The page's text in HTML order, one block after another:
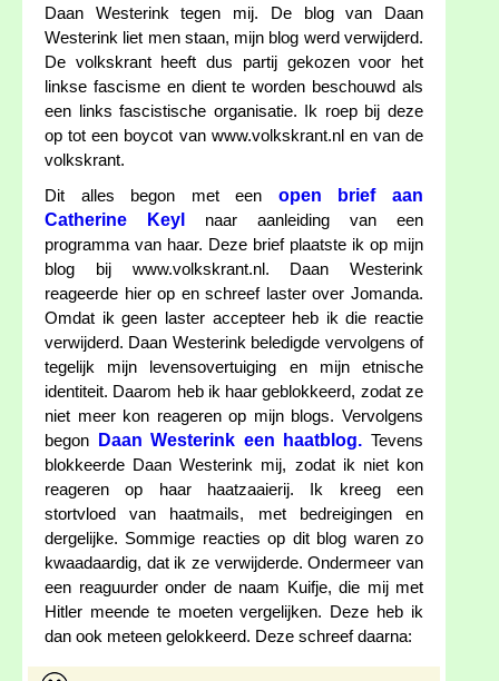
Daan Westerink tegen mij. De blog van Daan
Westerink liet men staan, mijn blog werd verwijderd.
De volkskrant heeft dus partij gekozen voor het
linkse fascisme en dient te worden beschouwd als
een links fascistische organisatie. Ik roep bij deze
op tot een boycot van www.volkskrant.nl en van de
volkskrant.
Dit alles begon met een open brief aan
Catherine Keyl
naar aanleiding van een
programma van haar. Deze brief plaatste ik op mijn
blog bij www.volkskrant.nl. Daan Westerink
reageerde hier op en schreef laster over Jomanda.
Omdat ik geen laster accepteer heb ik die reactie
verwijderd. Daan Westerink beledigde vervolgens of
tegelijk mijn levensovertuiging en mijn etnische
identiteit. Daarom heb ik haar geblokkeerd, zodat ze
niet meer kon reageren op mijn blogs. Vervolgens
begon
Daan Westerink een haatblog. Tevens
blokkeerde Daan Westerink mij, zodat ik niet kon
reageren op haar haatzaaierij. Ik kreeg een
stortvloed van haatmails, met bedreigingen en
dergelijke. Sommige reacties op dit blog waren zo
kwaadaardig, dat ik ze verwijderde. Ondermeer van
een reaguurder onder de naam Kuifje, die mij met
Hitler meende te moeten vergelijken. Deze heb ik
dan ook meteen gelokkeerd. Deze schreef daarna: